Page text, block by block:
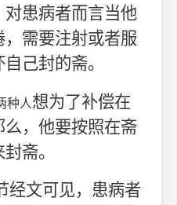
患病者而言当他
需要注射或者服
己封的斋。
种人想为了补偿在
，他要按照在斋
斋。
经文可见，患病者